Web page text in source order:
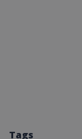
Tags